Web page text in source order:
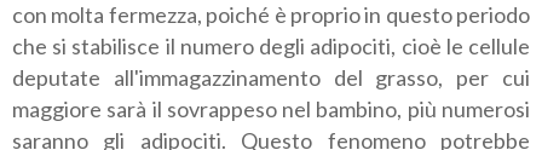
con molta fermezza, poiché è proprio in questo periodo
che si stabilisce il numero degli adipociti, cioè le cellule
deputate all'immagazzinamento del grasso, per cui
maggiore sarà il sovrappeso nel bambino, più numerosi
saranno gli adipociti. Questo fenomeno potrebbe